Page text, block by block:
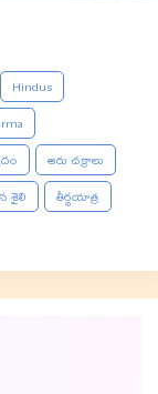
Hindus
ఆరు చక్రాలు
శైలి
తీర్థయాత్ర